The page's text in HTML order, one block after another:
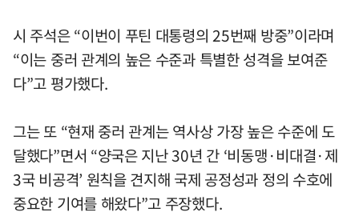
시 주석은 “이번이 푸틴 대통령의 25번째 방중”이라며
“이는 중러 관계의 높은 수준과 특별한 성격을 보여준
다”고 평가했다.
그는 또 “현재 중러 관계는 역사상 가장 높은 수준에 도
달했다”면서 “양국은 지난 30년 간 ‘비동맹·비대결·제
3국 비공격’ 원칙을 견지해 국제 공정성과 정의 수호에
중요한 기여를 해왔다”고 주장했다.